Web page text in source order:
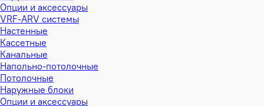
Опции и аксессуары
VRF-ARV системы
Настенные
Кассетные
Канальные
Напольно-потолочные
Потолочные
Наружные блоки
Опции и аксессуары